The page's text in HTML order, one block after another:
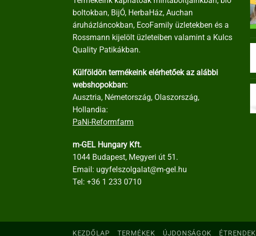
boltokban, BijÓ, HerbaHáz, Auchan
áruházláncokban, EcoFamily üzletekben és a
Rossmann kijelölt üzleteiben valamint a Kulcs
Quality Patikákban.
Külföldön termékeink elérhetőek az alábbi
webshopokban:
Ausztria, Németország, Olaszország,
Hollandia:
PaNi-Reformfarm
m-GEL Hungary Kft.
1044 Budapest, Megyeri út 51.
Email: ugyfelszolgalat@m-gel.hu
Tel: +36 1 233 0710
KEZDŐLAP TERMÉKEK ÚJDONSÁGOK ÉTRENDEK